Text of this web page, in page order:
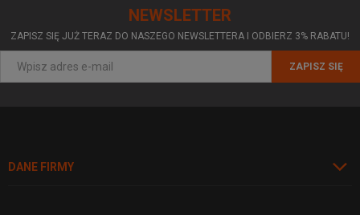
NEWSLETTER
ZAPISZ SIĘ JUŻ TERAZ DO NASZEGO NEWSLETTERA I ODBIERZ 3% RABATU!
ZAPISZ SIĘ
DANE FIRMY